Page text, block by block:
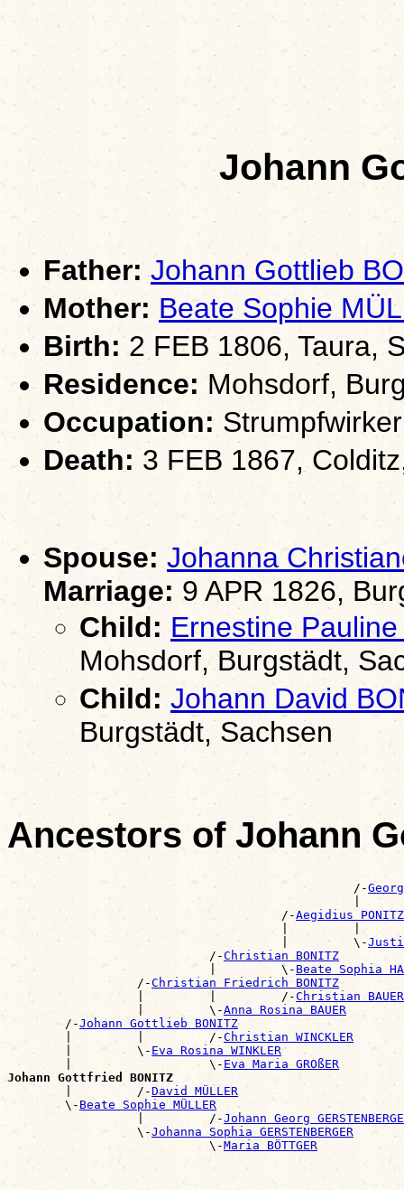
Johann
Father: Johann Gottlieb
Mother: Beate Sophie
Birth:2 FEB 1806, Taura,
Residence: Mohsdorf,
Occupation:
Death: 3 FEB 1867,
Spouse: Johanna
Marriage: 9 APR 1826,
Child: Ernestine
Mohsdorf, Burgstädt,
Child: Johann David
Burgstädt, Sachsen
Ancestors of Johann
                                                /-
|
                                      /-
Aegidius PONITZ
|         |
                                      |         \-
                            /-
Christian BONITZ
                            |         \-
Beate Sophia
                  /-
Christian Friedrich BONITZ
                  |         |         /-
Christian BAUER
                  |         \-
Anna Rosina BAUER
        /-
Johann Gottlieb BONITZ
        |         |         /-
Christian WINCKLER
        |         \-
Eva Rosina WINKLER
        |                   \-
Eva Maria GROßER
Johann Gottfried BONITZ
|         /-David MÜLLER
        \-
Beate Sophie MÜLLER
                  |         /-
Johann Georg
                  \-
Johanna Sophia GERSTENBERGER
                            \-
Maria BÖTTGER